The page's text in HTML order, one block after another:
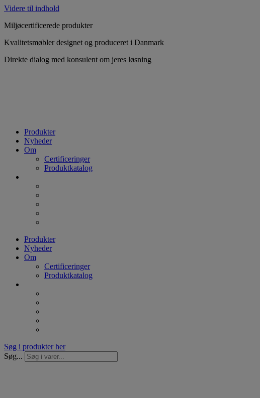
Videre til indhold
Miljøcertificerede produkter
Kvalitetsmøbler designet og produceret i Danmark
Direkte dialog med konsulent om jeres løsning
Produkter
Nyheder
Om
Certificeringer
Produktkatalog
Produkter
Nyheder
Om
Certificeringer
Produktkatalog
Søg i produkter her
Søg...